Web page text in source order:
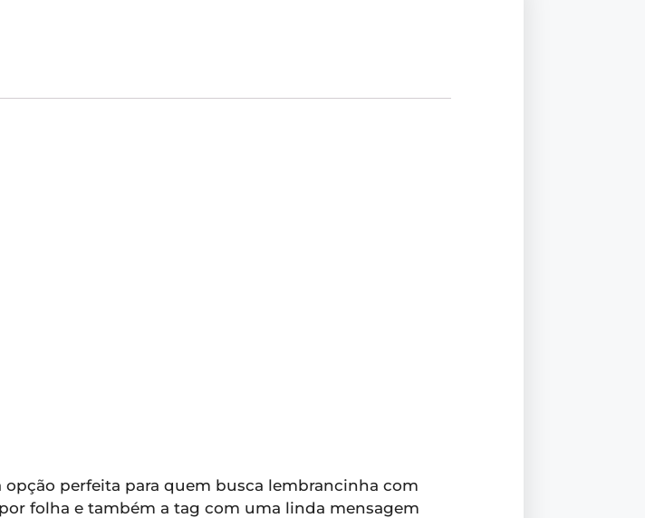
perfeita para quem busca lembrancinha com
folha e também a tag com uma linda mensagem